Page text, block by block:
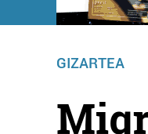
GIZARTEA